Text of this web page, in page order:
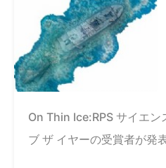
On Thin Ice:RPS サイエン
ブ ザ イヤーの受賞者が発